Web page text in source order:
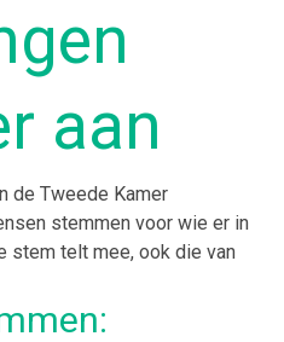
aan
de Tweede Kamer
stemmen voor wie er in
stem telt mee, ook die van